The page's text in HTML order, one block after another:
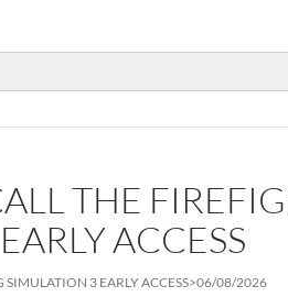
THE
ACCESS
3 EARLY ACCESS>06/08/2026